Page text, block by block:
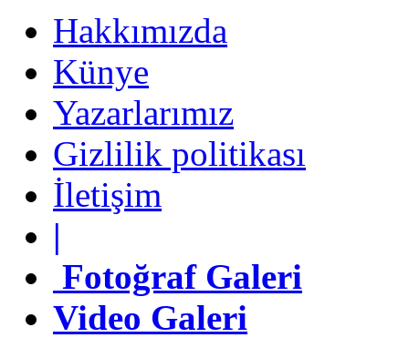
Künye
Yazarlarımız
Gizlilik politikası
İletişim
Fotoğraf Galeri
Video Galeri
Hakkımızda
Künye
Yazarlarımız
Gizlilik politikası
İletişim
|
Fotoğraf Galeri
Video Galeri